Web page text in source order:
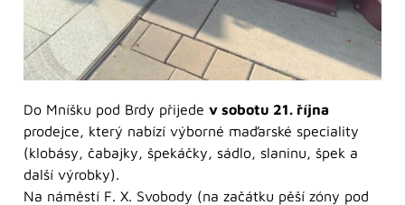
Do Mníšku pod Brdy přijede v sobotu 21. října
prodejce, který nabízí výborné maďarské speciality
(klobásy, čabajky, špekáčky, sádlo, slaninu, špek a
další výrobky).
Na náměstí F. X. Svobody (na začátku pěší zóny pod